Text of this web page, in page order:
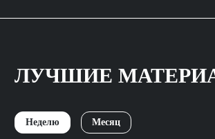
ЛУЧШИЕ
Неделю Месяц